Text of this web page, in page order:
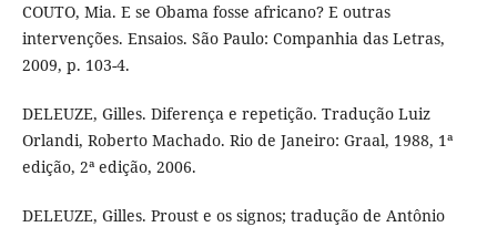
COUTO, Mia. E se Obama fosse africano? E outras
intervenções. Ensaios. São Paulo: Companhia das Letras,
2009, p. 103-4.
DELEUZE, Gilles. Diferença e repetição. Tradução Luiz
Orlandi, Roberto Machado. Rio de Janeiro: Graal, 1988, 1ª
edição, 2ª edição, 2006.
DELEUZE, Gilles. Proust e os signos; tradução de Antônio